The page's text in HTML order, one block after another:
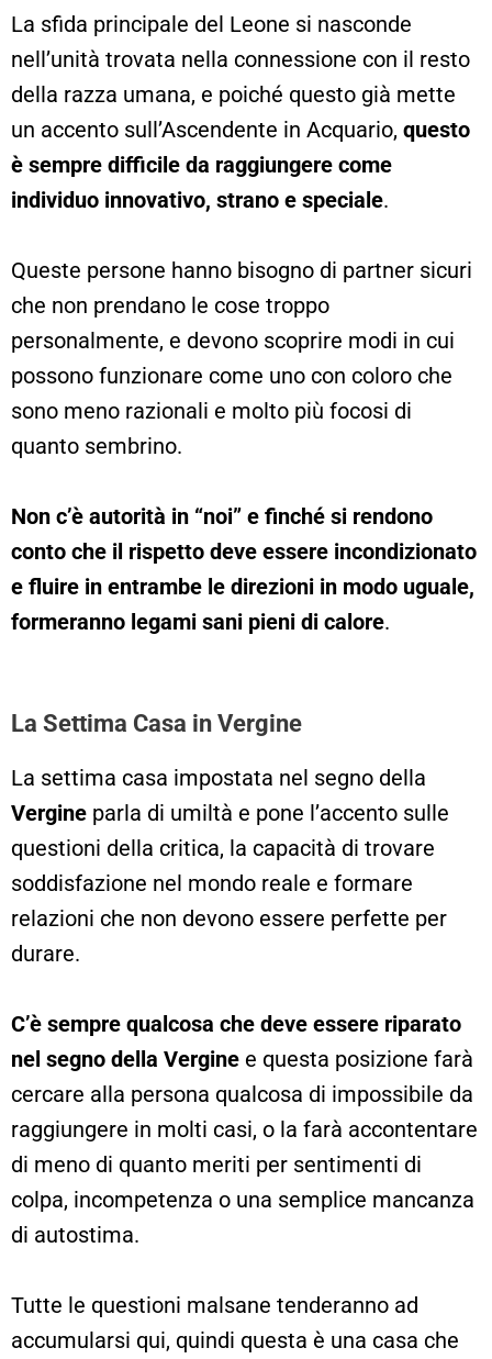
La sfida principale del Leone si nasconde
nell’unità trovata nella connessione con il resto
della razza umana, e poiché questo già mette
un accento sull’Ascendente in Acquario, questo
è sempre difficile da raggiungere come
individuo innovativo, strano e speciale.
Queste persone hanno bisogno di partner sicuri
che non prendano le cose troppo
personalmente, e devono scoprire modi in cui
possono funzionare come uno con coloro che
sono meno razionali e molto più focosi di
quanto sembrino.
Non c’è autorità in “noi” e finché si rendono
conto che il rispetto deve essere incondizionato
e fluire in entrambe le direzioni in modo uguale,
formeranno legami sani pieni di calore.
La Settima Casa in Vergine
La settima casa impostata nel segno della
Vergine parla di umiltà e pone l’accento sulle
questioni della critica, la capacità di trovare
soddisfazione nel mondo reale e formare
relazioni che non devono essere perfette per
durare.
C’è sempre qualcosa che deve essere riparato
nel segno della Vergine e questa posizione farà
cercare alla persona qualcosa di impossibile da
raggiungere in molti casi, o la farà accontentare
di meno di quanto meriti per sentimenti di
colpa, incompetenza o una semplice mancanza
di autostima.
Tutte le questioni malsane tenderanno ad
accumularsi qui, quindi questa è una casa che